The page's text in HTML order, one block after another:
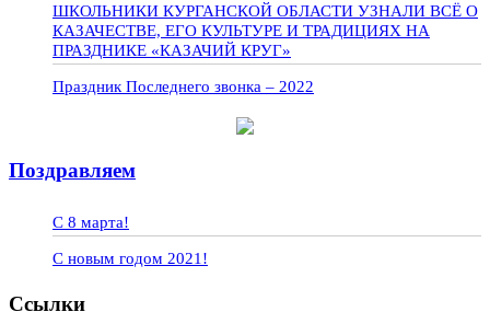
ШКОЛЬНИКИ КУРГАНСКОЙ ОБЛАСТИ УЗНАЛИ ВСЁ О
КАЗАЧЕСТВЕ, ЕГО КУЛЬТУРЕ И ТРАДИЦИЯХ НА
ПРАЗДНИКЕ «КАЗАЧИЙ КРУГ»
Праздник Последнего звонка – 2022
Поздравляем
С 8 марта!
С новым годом 2021!
Ссылки